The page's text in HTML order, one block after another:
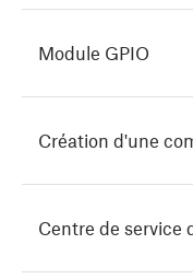
Module GPIO
Création d'une
Centre de service